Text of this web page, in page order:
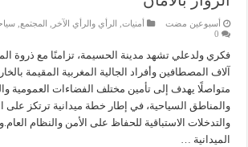
‏أسبوعين مضت أمنيات الرأي والرأي الآخر المجتمع ,
0
فكري ولدعلي تشهد مدينة الحسيمة، تزامنًا مع ذروة
آلاف المصطافين وأفراد الجالية المغربية المقيمة
متواصلًا يهدف إلى تأمين مختلف الفضاءات العمومية
والمناطق السياحية، في إطار خطة ميدانية ترتكز على
والتدخلات الاستباقية للحفاظ على الأمن والنظام
الميدانية …